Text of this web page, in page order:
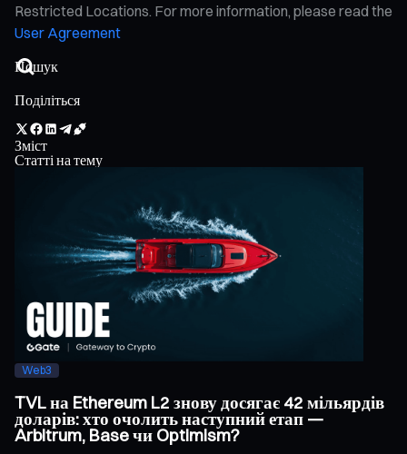
Restricted Locations. For more information, please read the
User Agreement
Поділіться
Зміст
Статті на тему
Web3
TVL на Ethereum L2 знову досягає 42 мільярдів
доларів: хто очолить наступний етап —
Arbitrum, Base чи Optimism?